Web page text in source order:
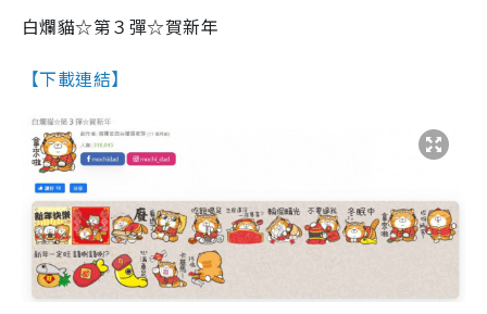
白爛貓☆第３彈☆賀新年
【下載連結】